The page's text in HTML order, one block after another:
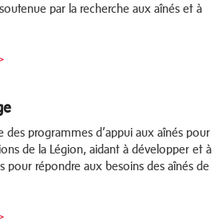
par la recherche aux aînés et à
des programmes d’appui aux aînés pour
de la Légion, aidant à développer et à
pour répondre aux besoins des aînés de